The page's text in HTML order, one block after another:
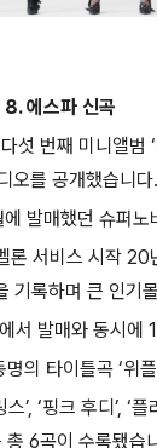
8.에스파 신곡
섯 번째 미니앨범 ‘
오를 공개했습니다.
에 발매했던 슈퍼노
론 서비스 시작 20
기록하며 큰 인기
서 발매와 동시에 1
명의 타이틀곡 ‘위
스’, ‘핑크 후디 ’, ‘플
총 6곡이 수록됐습